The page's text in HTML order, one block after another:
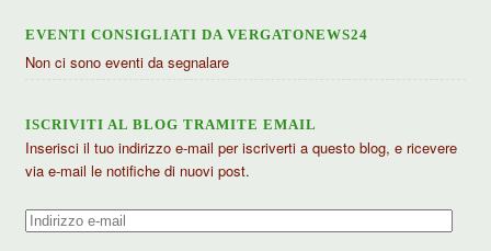
EVENTI CONSIGLIATI DA VERGATONEWS24
Non ci sono eventi da segnalare
ISCRIVITI AL BLOG TRAMITE EMAIL
Inserisci il tuo indirizzo e-mail per iscriverti a questo blog, e ricevere
via e-mail le notifiche di nuovi post.
Indirizzo